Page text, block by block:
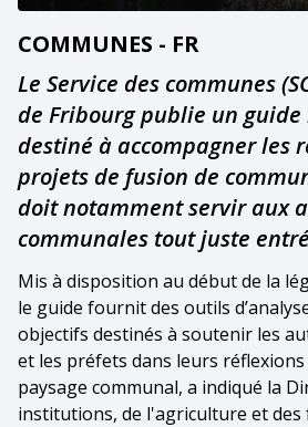
COMMUNES - FR
Le Service des communes
de Fribourg publie un
destiné à accompagner les
projets de fusion de
doit notamment servir aux
communales tout juste
Mis à disposition au début de la
le guide fournit des outils
objectifs destinés à soutenir les
et les préfets dans leurs
paysage communal, a indiqué la
institutions, de l'agriculture et des